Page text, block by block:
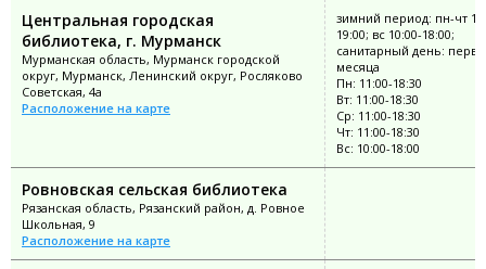
Центральная городская
библиотека, г. Мурманск
Мурманская область, Мурманск городской
округ, Мурманск, Ленинский округ, Росляково
Советская, 4а
Расположение на карте
зимний период: пн-чт
19:00; вс 10:00-18:00;
санитарный день:
месяца
Пн: 11:00-18:30
Вт: 11:00-18:30
Ср: 11:00-18:30
Чт: 11:00-18:30
Вс: 10:00-18:00
Ровновская сельская библиотека
Рязанская область, Рязанский район, д. Ровное
Школьная, 9
Расположение на карте